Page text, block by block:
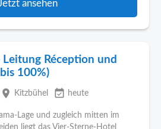
ansehen
Réception und
100%)
place Kitzbühel event_available heute
Lage und zugleich mitten im
liegt das Vier-Sterne-Hotel